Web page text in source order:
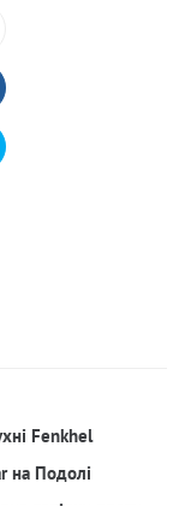
Fenkhel
на Подолі